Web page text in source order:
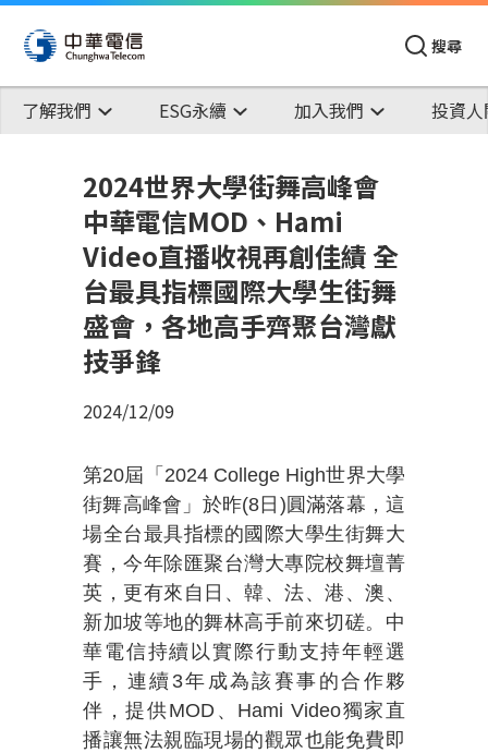
搜尋
了解我們 ESG永續 加入我們 投資
2024世界大學街舞高峰會
中華電信MOD、Hami
Video直播收視再創佳績 全
台最具指標國際大學生街舞
盛會，各地高手齊聚台灣獻
技爭鋒
2024/12/09
第20屆「2024 College High世界大學
街舞高峰會」於昨(8日)圓滿落幕，這
場全台最具指標的國際大學生街舞大
賽，今年除匯聚台灣大專院校舞壇菁
英，更有來自日、韓、法、港、澳、
新加坡等地的舞林高手前來切磋。中
華電信持續以實際行動支持年輕選
手，連續3年成為該賽事的合作夥
伴，提供MOD、Hami Video獨家直
播讓無法親臨現場的觀眾也能免費即